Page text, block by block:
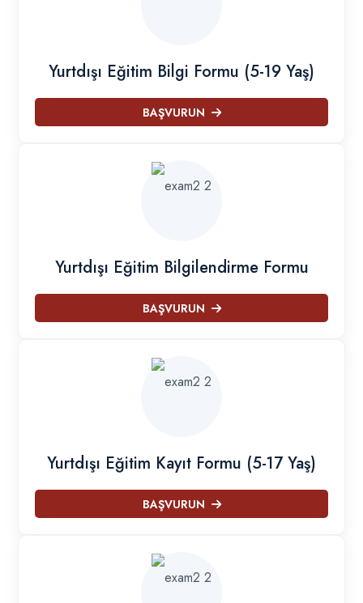
Yurtdışı Eğitim Bilgi Formu (5-19 Yaş)
BAŞVURUN
Yurtdışı Eğitim Bilgilendirme Formu
BAŞVURUN
Yurtdışı Eğitim Kayıt Formu (5-17 Yaş)
BAŞVURUN